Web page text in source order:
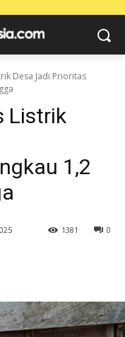
Desa Jadi Prioritas
Listrik
1,2
0
1381